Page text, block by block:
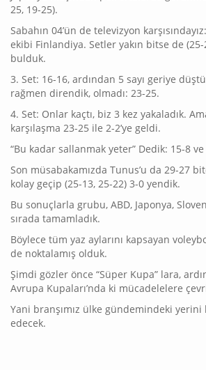
25, 19-25).
Sabahın 04’ün de televizyon
ekibi Finlandiya. Setler yakın bitse de (25-
bulduk.
3. Set: 16-16, ardından 5 sayı geriye
rağmen direndik, olmadı: 23-25.
4. Set: Onlar kaçtı, biz 3 kez yakaladık.
karşılaşma 23-25 ile 2-2’ye geldi.
“Bu kadar sallanmak yeter” Dedik: 15-8 ve
Son müsabakamızda Tunus’u da 29-27
kolay geçip (25-13, 25-22) 3-0 yendik.
Bu sonuçlarla grubu, ABD, Japonya,
sırada tamamladık.
Böylece tüm yaz aylarını kapsayan
de noktalamış olduk.
Şimdi gözler önce “Süper Kupa” lara,
Avrupa Kupaları’nda ki mücadelelere
Yani branşımız ülke gündemindeki yerini
edecek.